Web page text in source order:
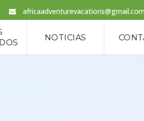
africaadventurevacations@gmail.com
NOTICIAS